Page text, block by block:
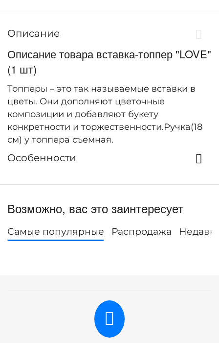
Описание
Описание товара вставка-топпер "LOVE"
(1 шт)
Топперы – это так называемые вставки в
цветы. Они дополняют цветочные
композиции и добавляют букету
конкретности и торжественности.Ручка(18
см) у топпера съемная.
Особенности
Возможно, вас это заинтересует
Самые популярные Распродажа